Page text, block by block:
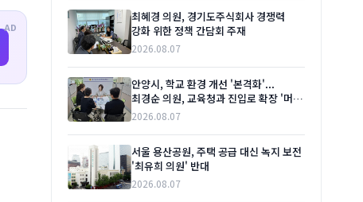
AD
최혜경 의원, 경기도주식회사 경쟁력
강화 위한 정책 간담회 주재
2026.08.07
안양시, 학교 환경 개선 '본격화'...
최경순 의원, 교육청과 진입로 확장 '머리
맞대'
2026.08.07
서울 용산공원, 주택 공급 대신 녹지 보전
'최유희 의원' 반대
2026.08.07